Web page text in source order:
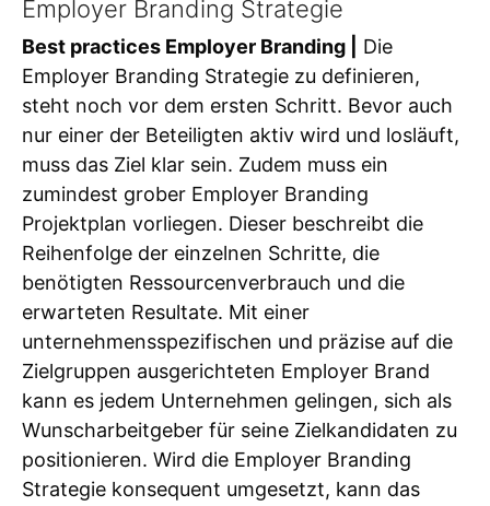
Employer Branding Strategie
Best practices Employer Branding |
Die
Employer Branding Strategie zu definieren,
steht noch vor dem ersten Schritt. Bevor auch
nur einer der Beteiligten aktiv wird und losläuft,
muss das Ziel klar sein. Zudem muss ein
zumindest grober Employer Branding
Projektplan vorliegen. Dieser beschreibt die
Reihenfolge der einzelnen Schritte, die
benötigten Ressourcenverbrauch und die
erwarteten Resultate. Mit einer
unternehmensspezifischen und präzise auf die
Zielgruppen ausgerichteten Employer Brand
kann es jedem Unternehmen gelingen, sich als
Wunscharbeitgeber für seine Zielkandidaten zu
positionieren. Wird die Employer Branding
Strategie konsequent umgesetzt, kann das